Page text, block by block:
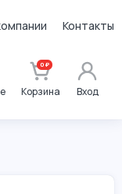
Контакты
0 ₽
Корзина Вход